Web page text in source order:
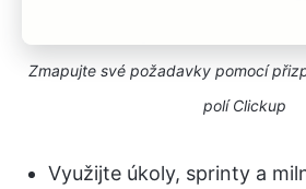
Zmapujte své požadavky pomocí
polí Clickup
Využijte úkoly, sprinty a